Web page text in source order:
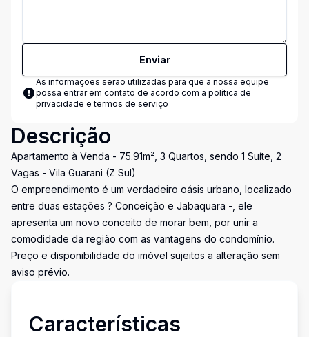
Enviar
As informações serão utilizadas para que a nossa equipe
possa entrar em contato de acordo com a política de
privacidade e termos de serviço
Descrição
Apartamento à Venda - 75.91m², 3 Quartos, sendo 1 Suíte, 2
Vagas - Vila Guarani (Z Sul)
O empreendimento é um verdadeiro oásis urbano, localizado
entre duas estações ? Conceição e Jabaquara -, ele
apresenta um novo conceito de morar bem, por unir a
comodidade da região com as vantagens do condomínio.
Preço e disponibilidade do imóvel sujeitos a alteração sem
aviso prévio.
Características